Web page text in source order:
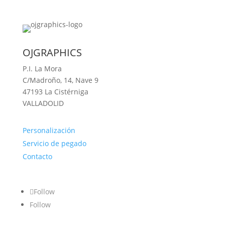
OJGRAPHICS
P.I. La Mora
C/Madroño, 14, Nave 9
47193 La Cistérniga
VALLADOLID
Personalización
Servicio de pegado
Contacto
Follow
Follow